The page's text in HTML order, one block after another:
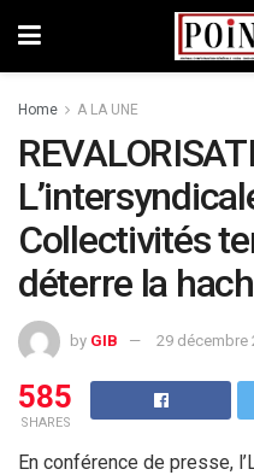
Home A LA UNE
Collectivités
déterre la
by GIB 29 décembre
585
SHARES
En conférence de presse,